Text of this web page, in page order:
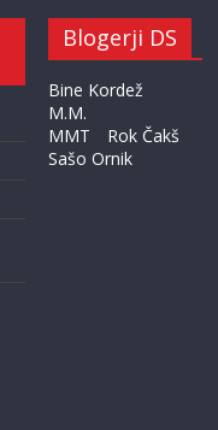
Blogerji DS
Bine Kordež
M.M.
MMT
Rok Čakš
Sašo Ornik